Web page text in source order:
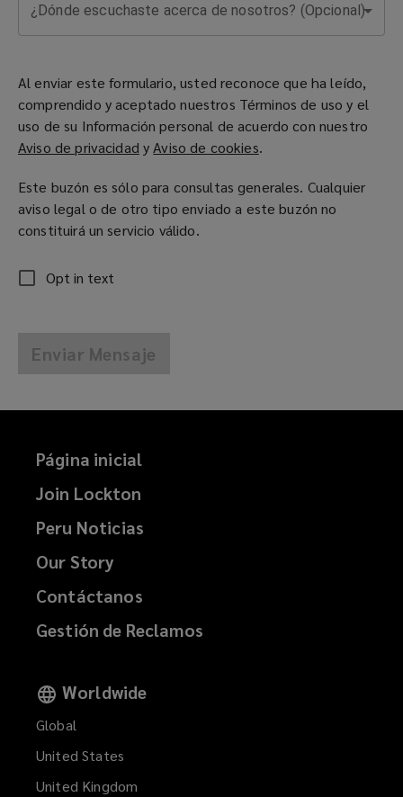
¿Dónde escuchaste acerca de nosotros? (Opcional)
Al enviar este formulario, usted reconoce que ha leído,
comprendido y aceptado nuestros Términos de uso y el
uso de su Información personal de acuerdo con nuestro
Aviso de privacidad (
p
e
n
w
n
o
w
)
yAviso de cookies(
p
e
n
.
Este buzón es sólo para consultas generales. Cualquier
aviso legal o de otro tipo enviado a este buzón no
constituirá un servicio válido.
Opt in text
Enviar Mensaje
Página inicial
Join Lockton
Peru Noticias
Our Story
Contáctanos
Gestión de Reclamos
Worldwide
Global
United States
United Kingdom